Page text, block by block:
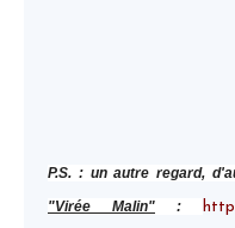
P.S. : un autre regard,
"Virée Malin" :